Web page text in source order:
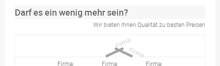
Darf es ein wenig mehr sein?
Wir bieten Ihnen Qualität zu besten Preisen